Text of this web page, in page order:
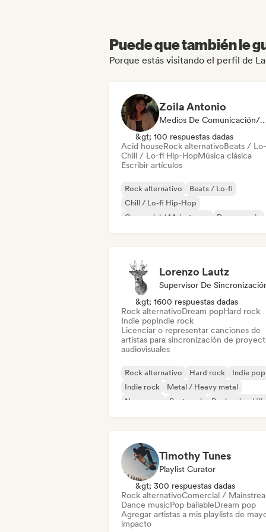
Puede que también le
Porque estás visitando el perfil de
Zoila Antonio
Medios De
&gt; 100 respuestas dadas
Acid houseRock alternativoBeats /
Chill / Lo-fi Hip-HopMúsica clásica
Escribir artículos
Rock alternativo
Beats / Lo-fi
Chill / Lo-fi Hip-Hop
Comercial / Mainstream
Dance music
Lorenzo Lautz
Supervisor De
&gt; 1600 respuestas dadas
Rock alternativoDream popHard rock
Indie popIndie rock
Licenciar o representar canciones de
artistas para sincronización de
audiovisuales
Rock alternativo Hard rock
Indie pop
Indie rock
Metal / Heavy metal
New wave
Post punk Rock
Timothy Tunes
Playlist Curator
&gt; 300 respuestas dadas
Rock alternativoComercial /
Dance musicPop bailableDream pop
Agregar artistas a mis playlists de
impacto